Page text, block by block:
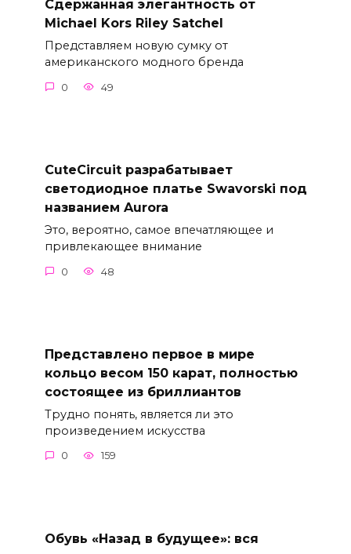
Сдержанная элегантность от
Michael Kors Riley Satchel
Представляем новую сумку от
американского модного бренда
0 49
CuteCircuit разрабатывает
светодиодное платье Swavorski под
названием Aurora
Это, вероятно, самое впечатляющее и
привлекающее внимание
0 48
Представлено первое в мире
кольцо весом 150 карат, полностью
состоящее из бриллиантов
Трудно понять, является ли это
произведением искусства
0 159
Обувь «Назад в будущее»: вся